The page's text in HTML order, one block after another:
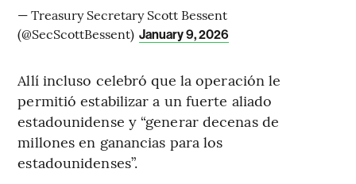
— Treasury Secretary Scott Bessent
(@SecScottBessent) January 9, 2026
Allí incluso celebró que la operación le
permitió estabilizar a un fuerte aliado
estadounidense y “generar decenas de
millones en ganancias para los
estadounidenses”.